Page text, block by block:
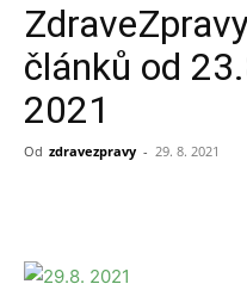
článků od
2021
Od zdravezpravy - 29. 8. 2021